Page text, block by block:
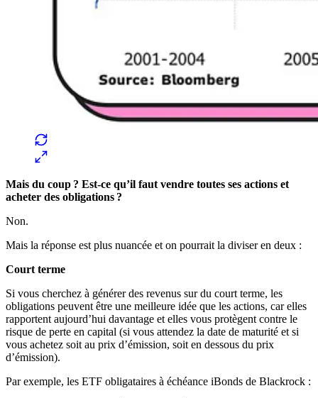
Mais du coup ? Est-ce qu’il faut vendre toutes ses actions et
acheter des obligations ?
Non.
Mais la réponse est plus nuancée et on pourrait la diviser en deux :
Court terme
Si vous cherchez à générer des revenus sur du court terme, les
obligations peuvent être une meilleure idée que les actions, car elles
rapportent aujourd’hui davantage et elles vous protègent contre le
risque de perte en capital (si vous attendez la date de maturité et si
vous achetez soit au prix d’émission, soit en dessous du prix
d’émission).
Par exemple, les ETF obligataires à échéance iBonds de Blackrock :